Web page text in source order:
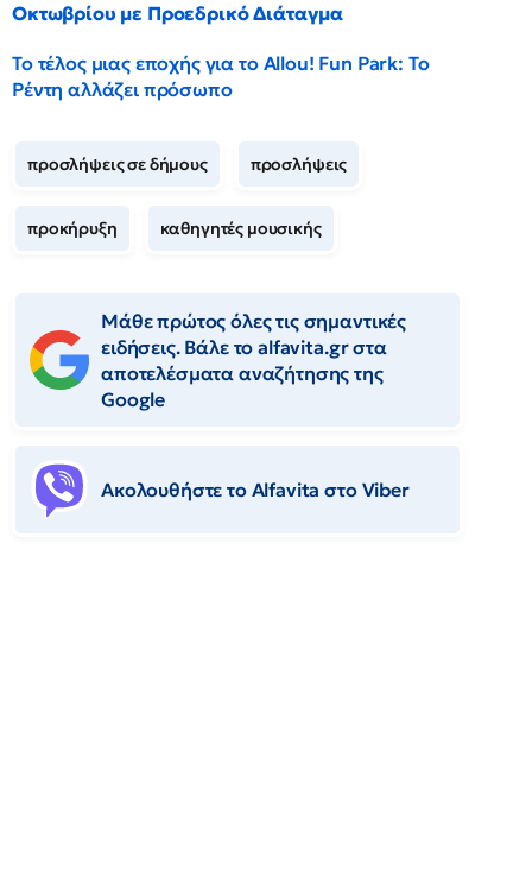
Οκτωβρίου με Προεδρικό Διάταγμα
Το τέλος μιας εποχής για το Allou! Fun Park: Το
Ρέντη αλλάζει πρόσωπο
προσλήψεις σε δήμους προσλήψεις
προκήρυξη καθηγητές μουσικής
Μάθε πρώτος όλες τις σημαντικές
ειδήσεις. Βάλε το alfavita.gr στα
αποτελέσματα αναζήτησης της
Google
Ακολουθήστε το Αlfavita στο Viber